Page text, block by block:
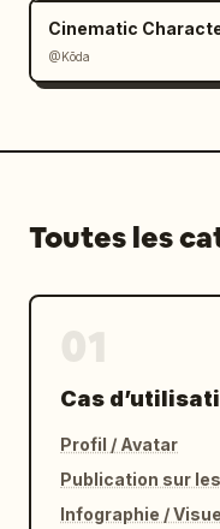
Cinematic
@Kōda
Toutes les
Cas
Profil / Avatar
Publication sur
Infographie /